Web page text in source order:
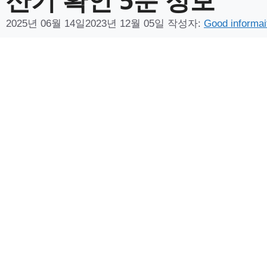
2025년 06월 14일2023년 12월 05일 작성자: Good